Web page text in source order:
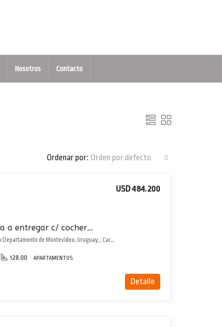
Nosotros Contacto
Ordenar por: Orden por defecto
Apartamento en venta a entregar c/ cochera doble en Carrasco Norte! excepcional
USD 484.200
Dr Jose Francisco Arias, Montevideo Departamento de Montevideo, Uruguay, , Carrasco Norte
128.00 APARTAMENTOS
Detalle